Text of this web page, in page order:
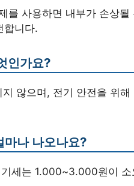
를 사용하면 내부가 손상될
합니다.
인가요?
않으며, 전기 안전을 위
마나 나오나요?
세는 1.000~3.000원이 소